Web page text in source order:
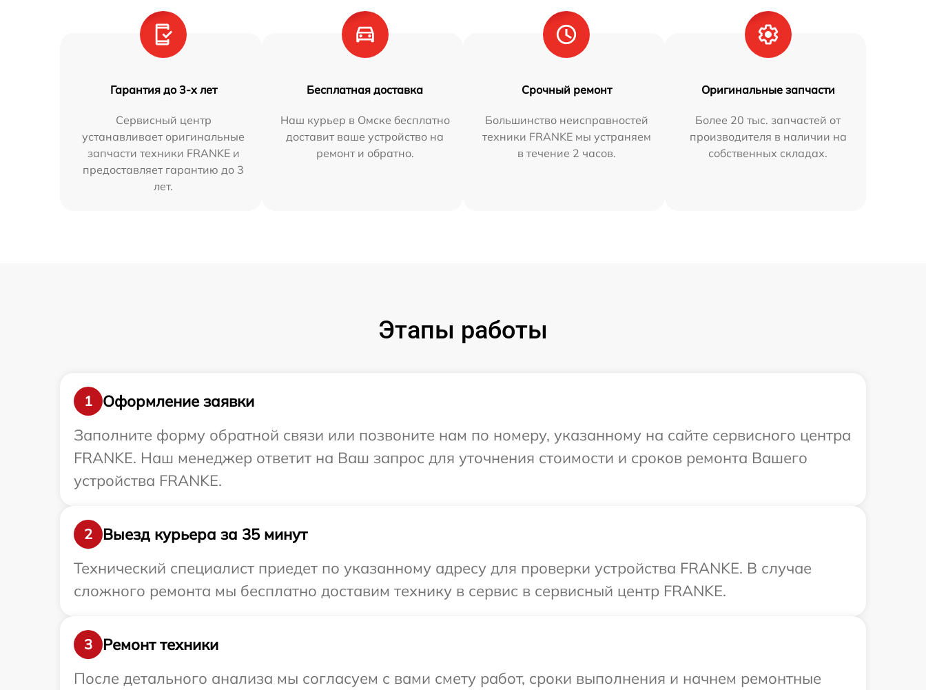
Гарантия до 3-х лет
Сервисный центр
устанавливает оригинальные
запчасти техники FRANKE и
предоставляет гарантию до 3
лет.
Бесплатная доставка
Наш курьер в Омске бесплатно
доставит ваше устройство на
ремонт и обратно.
Срочный ремонт
Большинство неисправностей
техники FRANKE мы устраняем
в течение 2 часов.
Оригинальные запчасти
Более 20 тыс. запчастей от
производителя в наличии на
собственных складах.
Этапы работы
1
Оформление заявки
Заполните форму обратной связи или позвоните нам по номеру, указанному на сайте сервисного центра
FRANKE. Наш менеджер ответит на Ваш запрос для уточнения стоимости и сроков ремонта Вашего
устройства FRANKE.
2
Выезд курьера за 35 минут
Технический специалист приедет по указанному адресу для проверки устройства FRANKE. В случае
сложного ремонта мы бесплатно доставим технику в сервис в сервисный центр FRANKE.
3
Ремонт техники
После детального анализа мы согласуем с вами смету работ, сроки выполнения и начнем ремонтные